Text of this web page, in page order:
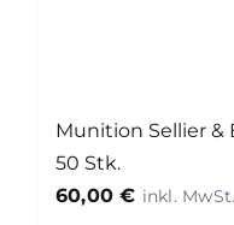
Munition Sellier &
50 Stk.
60,00€